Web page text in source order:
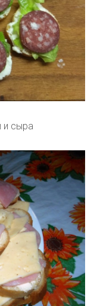
и сыра